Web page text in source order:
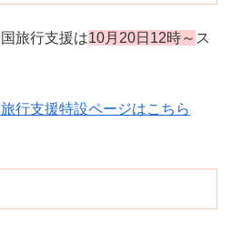
旅行支援は10月20日12時～ ス
行支援特設ページはこちら